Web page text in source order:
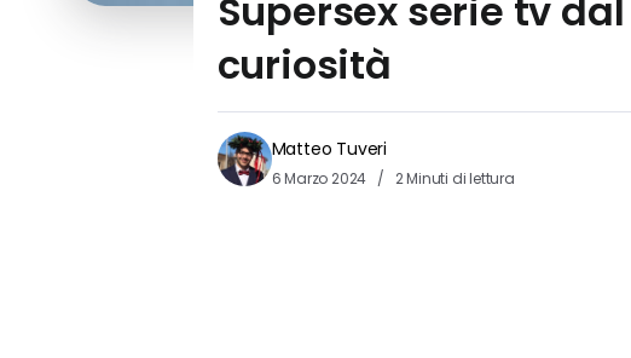
Supersex serie tv
curiosità
Matteo Tuveri
6 Marzo 2024 2 Minuti di lettura